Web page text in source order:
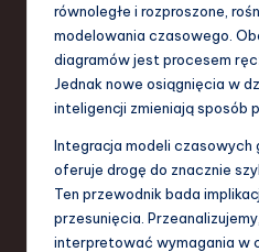
in
S
o
w
równoległe i rozproszone,
modelowania czasowego.
diagramów jest procesem
Jednak nowe osiągnięcia w
inteligencji zmieniają sposób
Integracja modeli czasowych
oferuje drogę do znacznie
Ten przewodnik bada
przesunięcia.
interpretować wymagania w